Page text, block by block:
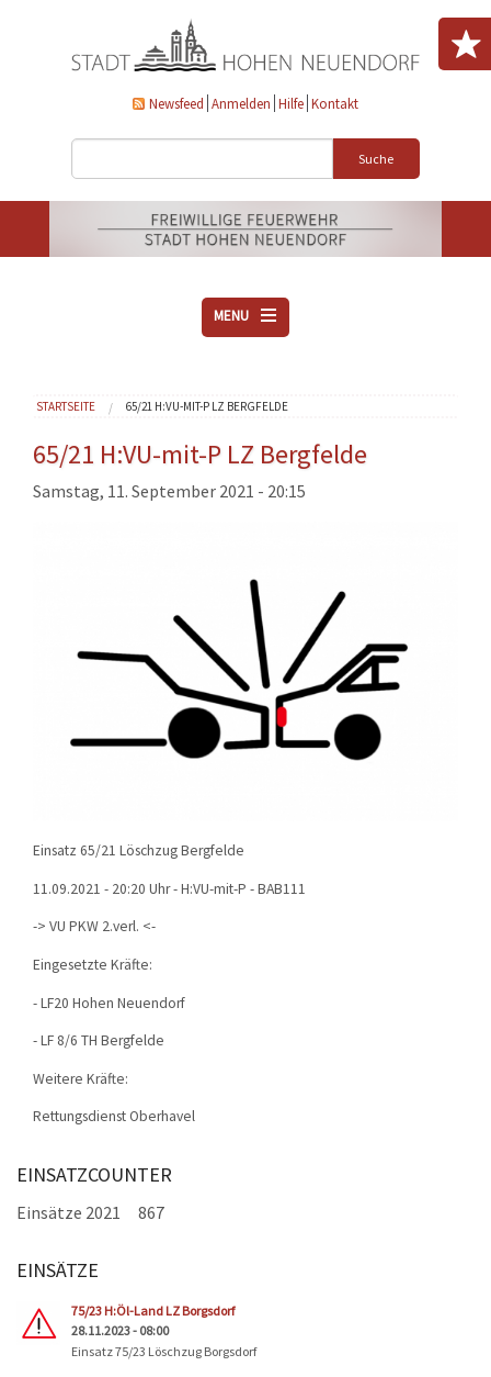
Newsfeed Anmelden Hilfe Kontakt
Suche
MENU
VEREINE
AKTUELLES
DOWNLOADS
EINSÄTZE
Sie sind hier
STARTSEITE 65/21 H:VU-MIT-P LZ BERGFELDE
65/21 H:VU-mit-P LZ Bergfelde
Samstag, 11. September 2021 - 20:15
Einsatz 65/21 Löschzug Bergfelde
11.09.2021 - 20:20 Uhr - H:VU-mit-P - BAB111
-> VU PKW 2.verl. <-
Eingesetzte Kräfte:
- LF20 Hohen Neuendorf
- LF 8/6 TH Bergfelde
Weitere Kräfte:
Rettungsdienst Oberhavel
EINSATZCOUNTER
Einsätze 2021 867
EINSÄTZE
75/23 H:Öl-Land LZ Borgsdorf
28.11.2023 - 08:00
Einsatz 75/23 Löschzug Borgsdorf
Seiten